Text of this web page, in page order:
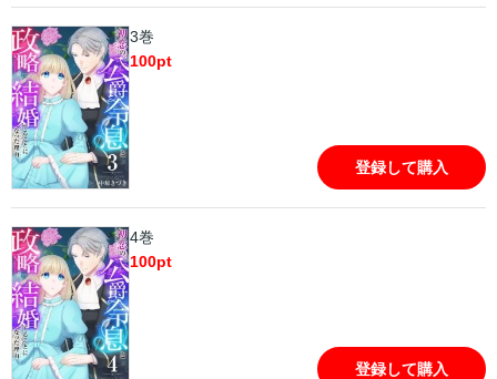
3巻
100pt
登録して購入
4巻
100pt
登録して購入